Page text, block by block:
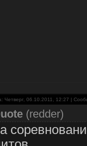
Четверг, 06.10.2011, 12:27 |
(redder)